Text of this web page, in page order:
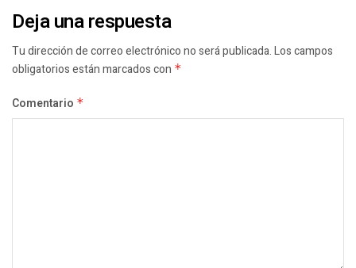
Deja una respuesta
Tu dirección de correo electrónico no será publicada.Los campos
obligatorios están marcados con *
Comentario *